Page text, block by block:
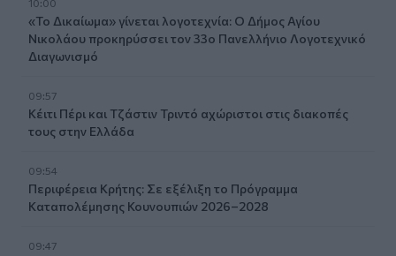
10:00
«Το Δικαίωμα» γίνεται λογοτεχνία: Ο Δήμος Αγίου
Νικολάου προκηρύσσει τον 33ο Πανελλήνιο Λογοτεχνικό
Διαγωνισμό
09:57
Κέιτι Πέρι και Τζάστιν Τριντό αχώριστοι στις διακοπές
τους στην Ελλάδα
09:54
Περιφέρεια Κρήτης: Σε εξέλιξη το Πρόγραμμα
Καταπολέμησης Κουνουπιών 2026–2028
09:47